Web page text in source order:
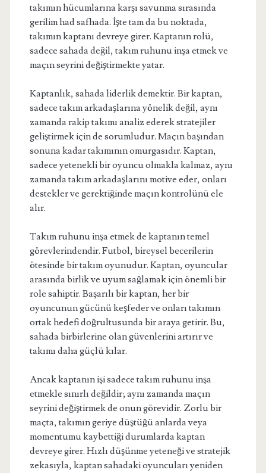
takımın hücumlarına karşı savunma sırasında
gerilim had safhada. İşte tam da bu noktada,
takımın kaptanı devreye girer. Kaptanın rolü,
sadece sahada değil, takım ruhunu inşa etmek ve
maçın seyrini değiştirmekte yatar.
Kaptanlık, sahada liderlik demektir. Bir kaptan,
sadece takım arkadaşlarına yönelik değil, aynı
zamanda rakip takımı analiz ederek stratejiler
geliştirmek için de sorumludur. Maçın başından
sonuna kadar takımının omurgasıdır. Kaptan,
sadece yetenekli bir oyuncu olmakla kalmaz, aynı
zamanda takım arkadaşlarını motive eder, onları
destekler ve gerektiğinde maçın kontrolünü ele
alır.
Takım ruhunu inşa etmek de kaptanın temel
görevlerindendir. Futbol, bireysel becerilerin
ötesinde bir takım oyunudur. Kaptan, oyuncular
arasında birlik ve uyum sağlamak için önemli bir
role sahiptir. Başarılı bir kaptan, her bir
oyuncunun gücünü keşfeder ve onları takımın
ortak hedefi doğrultusunda bir araya getirir. Bu,
sahada birbirlerine olan güvenlerini artırır ve
takımı daha güçlü kılar.
Ancak kaptanın işi sadece takım ruhunu inşa
etmekle sınırlı değildir; aynı zamanda maçın
seyrini değiştirmek de onun görevidir. Zorlu bir
maçta, takımın geriye düştüğü anlarda veya
momentumu kaybettiği durumlarda kaptan
devreye girer. Hızlı düşünme yeteneği ve stratejik
zekasıyla, kaptan sahadaki oyuncuları yeniden